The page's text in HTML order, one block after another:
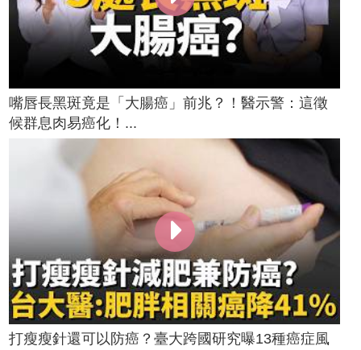
嘴唇長黑斑竟是「大腸癌」前兆？！醫示警：這徵
候群息肉易癌化！...
打瘦瘦針還可以防癌？臺大跨國研究曝13種癌症風